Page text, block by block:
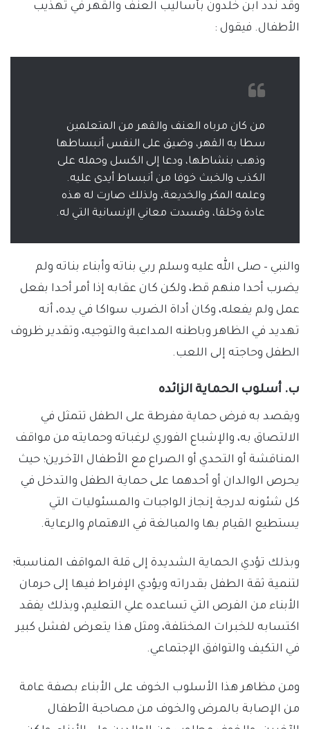
وقد ندد ابن خلدون بأساليب العنف والقهر في تهذيب
الأطفال. فيقول :
من كان مرباه العنف والقهر من المتعلمين
سطا به القهر، وضيق على النفس أنبساطها
وذهب بنشاطها، ودعا إلى الكسل وحمله على
الكذب والخبث خوفا من أنبساط أيدى عليه.
وعلمه المكر والخديعة، ولذلك صارت له هذه
عادة وخلقا، وفسدت معاني الإنسانية التي له.
والنبي – صلى الله عليه وسلم ربي بناته وأبناء بناته ولم
يضرب أحدا منهم قط، ولكن كان عقابه إذا أمر أحدا بفعل
عمل ولم يفعله، وكان أداة الضرب سواكا في يده، أنه
تهديد في الظاهر وباطنه المداعبة والتوجيه، وتقدير ظروف
الطفل وحاجته إلى اللعب.
ب. أسلوب الحماية الزائده
ويقصد به فرض حماية مفرطة على الطفل تتمثل في
الالتصاق به، والإشباع الفوري لرغباته وحمايته من مواقف
المناقشة أو التحدي أو الصراع مع الأطفال الآخرين؛ حيث
يحرص الوالدان أو أحدهما على حماية الطفل والتدخل في
كل شئونه لدرجة إنجاز الواجبات والمسئوليات التي
يستطيع القيام بها والمبالغة في الاهتمام والرعاية.
وبذلك تؤدي الحماية الشديدة إلى قلة المواقف المناسبة؛
لتنمية ثقة الطفل بقدراته ويؤدي الإفراط فيها إلى حرمان
الأبناء من الفرص التي تساعده علي التعليم، وبذلك يفقد
اكتسابه للخبرات المختلفة، ومثل هذا يتعرض لفشل كبير
في التكيف والتوافق الإجتماعي.
ومن مظاهر هذا الأسلوب الخوف على الأبناء بصفة عامة
من الإصابة بالمرض والخوف من مصاحبة الأطفال